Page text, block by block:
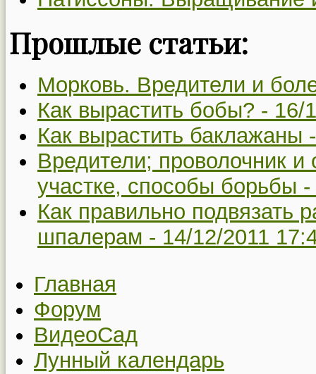
Прошлые статьи:
Морковь. Вредители и
Как вырастить бобы? - 16/
Как вырастить баклажаны
Вредители; проволочник
участке, способы борьбы -
Как правильно подвязать
шпалерам - 14/12/2011
Главная
Форум
ВидеоСад
Лунный календарь